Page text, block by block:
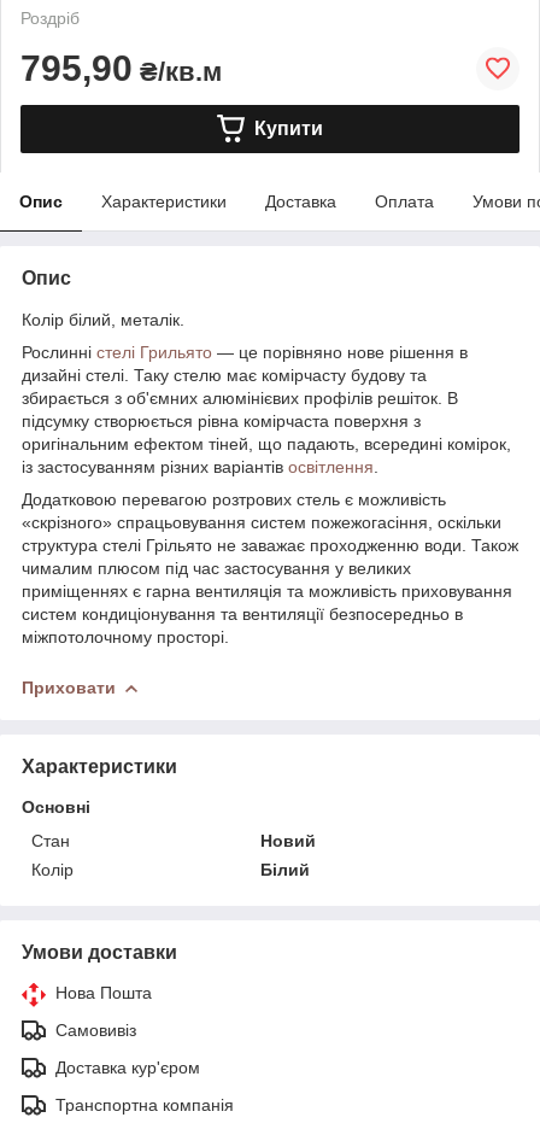
Роздріб
795,90 ₴/кв.м
Купити
Опис Характеристики Доставка Оплата Умови
Опис
Колір білий, металік.
Рослинні стелі Грильято — це порівняно нове рішення в
дизайні стелі. Таку стелю має комірчасту будову та
збирається з об'ємних алюмінієвих профілів решіток. В
підсумку створюється рівна комірчаста поверхня з
оригінальним ефектом тіней, що падають, всередині комірок,
із застосуванням різних варіантів освітлення
Додатковою перевагою розтрових стель є можливість
«скрізного» спрацьовування систем пожежогасіння, оскільки
структура стелі Грільято не заважає проходженню води. Також
чималим плюсом під час застосування у великих
приміщеннях є гарна вентиляція та можливість приховування
систем кондиціонування та вентиляції безпосередньо в
міжпотолочному просторі.
Приховати
Характеристики
Основні
Стан
Новий
Колір
Білий
Умови доставки
Нова Пошта
Самовивіз
Доставка кур'єром
Транспортна компанія